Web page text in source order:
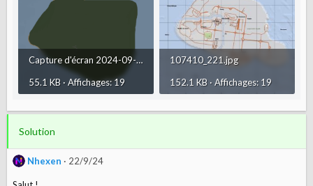
Capture d'écran 2024-09-18 154204.png
55.1 KB · Affichages: 19
107410_221.jpg
152.1 KB · Affichages: 19
Solution
Nhexen 22/9/24